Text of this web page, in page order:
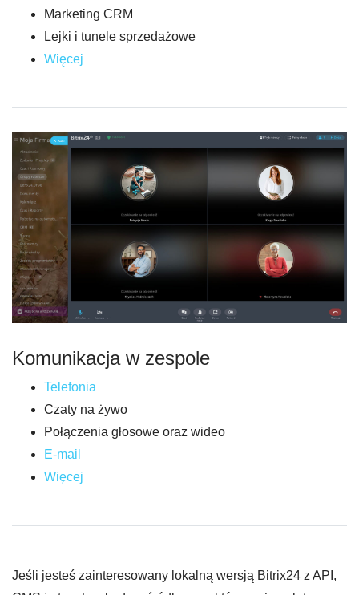
Marketing CRM
Lejki i tunele sprzedażowe
Więcej
Komunikacja w zespole
Telefonia
Czaty na żywo
Połączenia głosowe oraz wideo
E-mail
Więcej
Jeśli jesteś zainteresowany lokalną wersją Bitrix24 z API,